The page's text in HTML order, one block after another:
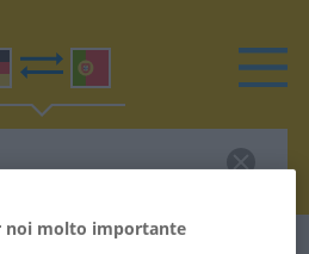
noi molto importante